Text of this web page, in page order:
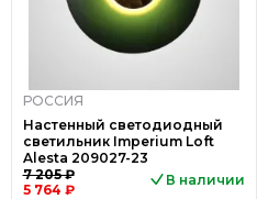
РОССИЯ
Настенный светодиодный
светильник Imperium Loft
Alesta 209027-23
7 205 ₽
5 764 ₽
В наличии